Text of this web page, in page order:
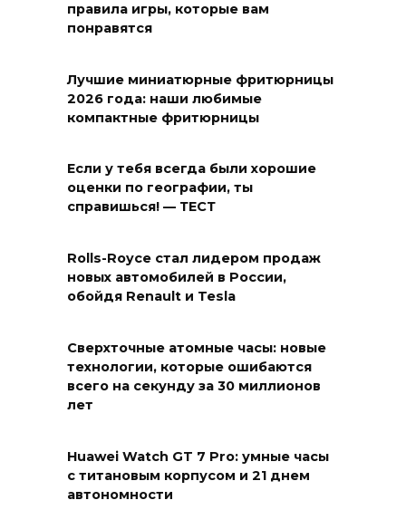
правила игры, которые вам
понравятся
Лучшие миниатюрные фритюрницы
2026 года: наши любимые
компактные фритюрницы
Если у тебя всегда были хорошие
оценки по географии, ты
справишься! — ТЕСТ
Rolls-Royce стал лидером продаж
новых автомобилей в России,
обойдя Renault и Tesla
Сверхточные атомные часы: новые
технологии, которые ошибаются
всего на секунду за 30 миллионов
лет
Huawei Watch GT 7 Pro: умные часы
с титановым корпусом и 21 днем
автономности